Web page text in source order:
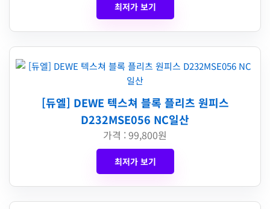
최저가 보기
[듀엘] DEWE 텍스쳐 블록 플리츠 원피스
D232MSE056 NC일산
가격 : 99,800원
최저가 보기